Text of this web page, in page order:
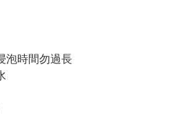
泡時間勿過長